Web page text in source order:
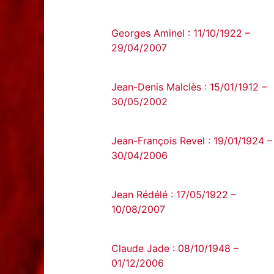
Georges Aminel : 11/10/1922 –
29/04/2007
Jean-Denis Malclès : 15/01/1912 –
30/05/2002
Jean-François Revel : 19/01/1924 –
30/04/2006
Jean Rédélé : 17/05/1922 –
10/08/2007
Claude Jade : 08/10/1948 –
01/12/2006